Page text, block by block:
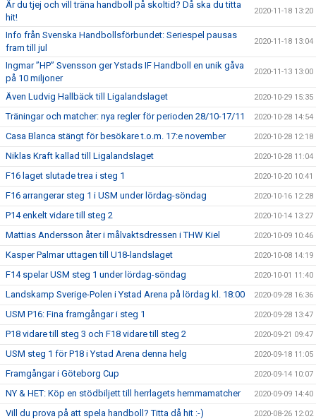
Är du tjej och vill träna handboll på skoltid? Då ska du titta
hit!
2020-11-18 13:20
Info från Svenska Handbollsförbundet: Seriespel pausas
fram till jul
2020-11-18 13:04
Ingmar ”HP” Svensson ger Ystads IF Handboll en unik gåva
på 10 miljoner
2020-11-13 13:00
Även Ludvig Hallbäck till Ligalandslaget 2020-10-29 15:35
Träningar och matcher: nya regler för perioden 28/10-17/11 2020-10-28 14:54
Casa Blanca stängt för besökare t.o.m. 17:e november 2020-10-28 12:18
Niklas Kraft kallad till Ligalandslaget 2020-10-28 11:04
F16 laget slutade trea i steg 1 2020-10-20 10:41
F16 arrangerar steg 1 i USM under lördag-söndag 2020-10-16 12:28
P14 enkelt vidare till steg 2 2020-10-14 13:27
Mattias Andersson åter i målvaktsdressen i THW Kiel 2020-10-09 10:46
Kasper Palmar uttagen till U18-landslaget 2020-10-08 14:19
F14 spelar USM steg 1 under lördag-söndag 2020-10-01 11:40
Landskamp Sverige-Polen i Ystad Arena på lördag kl. 18:00 2020-09-28 16:36
USM P16: Fina framgångar i steg 1 2020-09-28 13:47
P18 vidare till steg 3 och F18 vidare till steg 2 2020-09-21 09:47
USM steg 1 för P18 i Ystad Arena denna helg 2020-09-18 11:05
Framgångar i Göteborg Cup 2020-09-14 10:07
NY & HET: Köp en stödbiljett till herrlagets hemmamatcher 2020-09-09 14:40
Vill du prova på att spela handboll? Titta då hit :-) 2020-08-26 12:02